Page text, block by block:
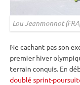
Lou Jeanmonnot
Ne cachant pas son
premier hiver
terrain conquis. En
doublé sprint-